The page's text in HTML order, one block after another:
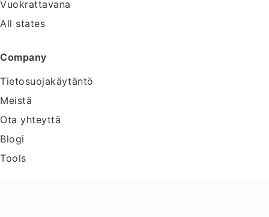
Vuokrattavana
All states
Company
Tietosuojakäytäntö
Meistä
Ota yhteyttä
Blogi
Tools